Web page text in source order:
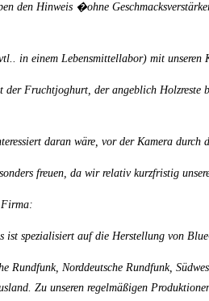
den Hinweis �ohne
in einem Lebensmittellabor) mit unseren
Fruchtjoghurt, der angeblich
daran wäre, vor der Kamera
freuen, da wir relativ kurzfristig
Firma:
spezialisiert auf die Herstellung von
Rundfunk, Norddeutsche Rundfunk,
Zu unseren regelmäßigen